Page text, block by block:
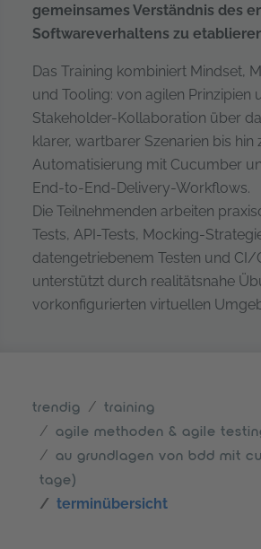
gemeinsames Verständnis des
Softwareverhaltens zu
Das Training kombiniert Mindset,
und Tooling: von agilen Prinzipien
Stakeholder-Kollaboration über
klarer, wartbarer Szenarien bis hin
Automatisierung mit Cucumber
End-to-End-Delivery-Workflows.
Die Teilnehmenden arbeiten
Tests, API-Tests, Mocking-
datengetriebenem Testen und CI/
unterstützt durch realitätsnahe
vorkonfigurierten virtuellen
trendig
training
agile methoden & agile
au grundlagen von bdd mit
tage)
terminübersicht